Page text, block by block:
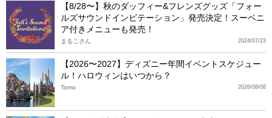
【8/28〜】秋のダッフィー&フレンズグッズ「フォー
ルズサウンドインビテーション」発売決定！スーベニ
ア付きメニューも発売！
2024/07/23
まるこさん
【2026〜2027】ディズニー年間イベントスケジュー
ル！ハロウィンはいつから？
2026/08/08
Tomo